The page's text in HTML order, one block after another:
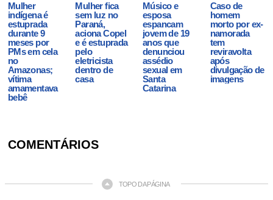
Mulher
indígena é
estuprada
durante 9
meses por
PMs em cela
no
Amazonas;
vítima
amamentava
bebê
Mulher fica
sem luz no
Paraná,
aciona Copel
e é estuprada
pelo
eletricista
dentro de
casa
Músico e
esposa
espancam
jovem de 19
anos que
denunciou
assédio
sexual em
Santa
Catarina
Caso de
homem
morto por ex-
namorada
tem
reviravolta
após
divulgação de
imagens
COMENTÁRIOS
TOPO DA PÁGINA